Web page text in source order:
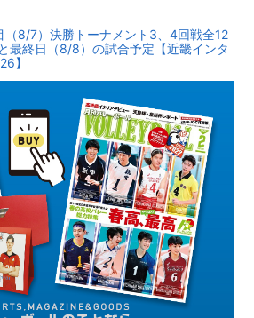
（8/7）決勝トーナメント3、4回戦全12
最終日（8/8）の試合予定【近畿インタ
】